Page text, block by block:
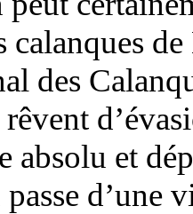
calanques
des
absolu et
d’une